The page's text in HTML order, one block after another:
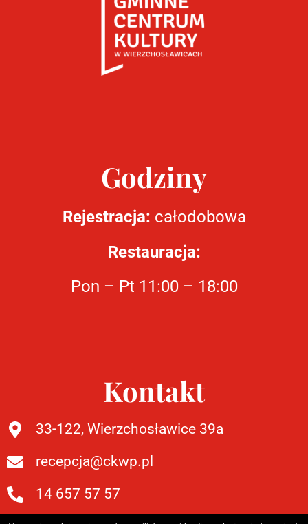
Godziny
Rejestracja: całodobowa
Restauracja:
Pon – Pt 11:00 – 18:00
Kontakt
33-122, Wierzchosławice 39a
recepcja@ckwp.pl
14 657 57 57